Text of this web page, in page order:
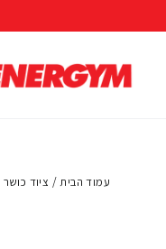
קריאה
עמוד הבית / ציוד כושר